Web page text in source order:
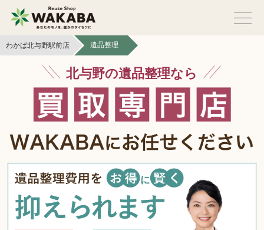
わかば北与野駅前店 遺品整理
北与野の遺品整理なら